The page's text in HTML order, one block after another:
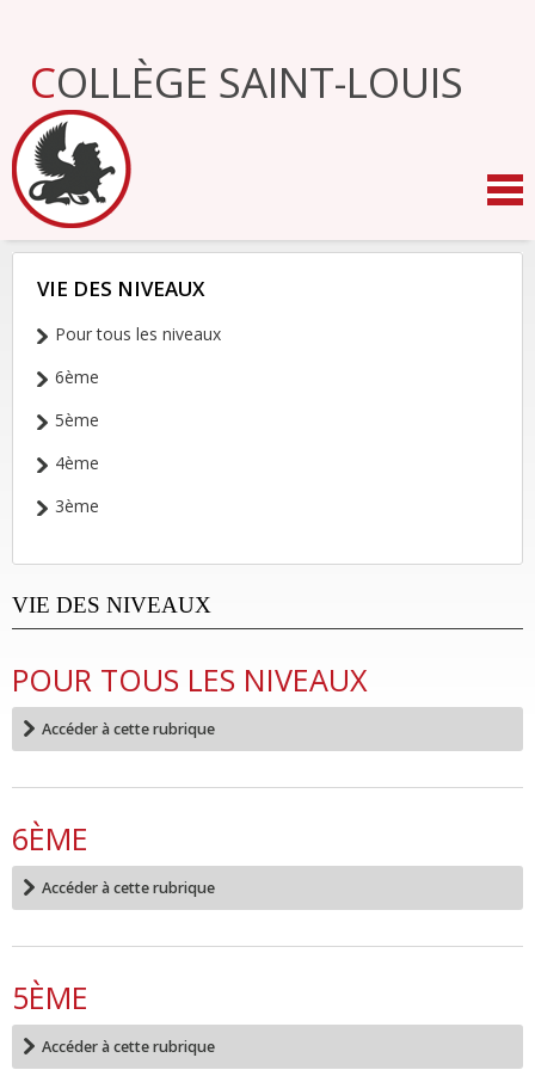
Aller
navigation
COLLÈGE SAINT-LOUIS
NAVIGATION
VIE DES NIVEAUX
Pour tous les niveaux
6ème
5ème
4ème
3ème
VIE DES NIVEAUX
POUR TOUS LES NIVEAUX
Accéder à cette rubrique
6ÈME
Accéder à cette rubrique
5ÈME
Accéder à cette rubrique